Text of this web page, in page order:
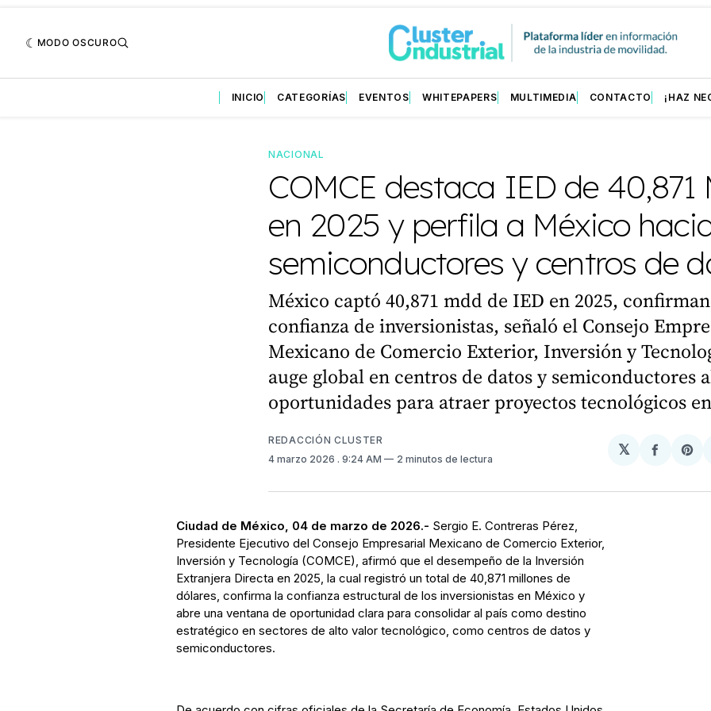
MODO OSCURO
INICIO CATEGORÍAS EVENTOS WHITEPAPERS MULTIMEDIA CONTACTO ¡HAZ
NACIONAL
COMCE destaca IED de 40,871
en 2025 y perfila a México
semiconductores y centros de
México captó 40,871 mdd de IED en 2025,
confianza de inversionistas, señaló el Consejo
Mexicano de Comercio Exterior, Inversión y
auge global en centros de datos y semiconductores
oportunidades para atraer proyectos tecnológicos
REDACCIÓN CLUSTER
4 marzo 2026 . 9:24 AM 2 minutos de lectura
𝕏
Ciudad de México, 04 de marzo de 2026.- Sergio E. Contreras Pérez,
Presidente Ejecutivo del Consejo Empresarial Mexicano de Comercio Exterior,
Inversión y Tecnología (COMCE), afirmó que el desempeño de la Inversión
Extranjera Directa en 2025, la cual registró un total de 40,871 millones de
dólares, confirma la confianza estructural de los inversionistas en México y
abre una ventana de oportunidad clara para consolidar al país como destino
estratégico en sectores de alto valor tecnológico, como centros de datos y
semiconductores.